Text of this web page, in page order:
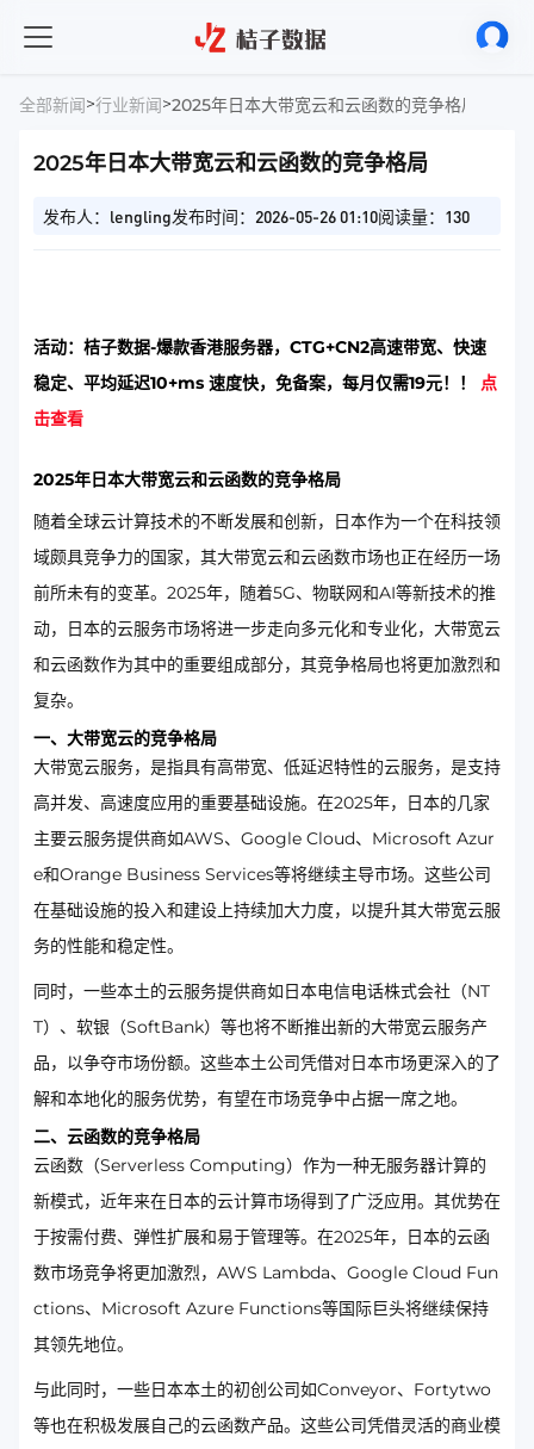
全部新闻>行业新闻>2025年日本大带宽云和云函数的竞争格局
2025年日本大带宽云和云函数的竞争格局
发布人：lengling发布时间：2026-05-26 01:10阅读量：130
活动：桔子数据-爆款香港服务器，CTG+CN2高速带宽、快速
稳定、平均延迟10+ms 速度快，免备案，每月仅需19元！！ 点
击查看
2025年日本大带宽云和云函数的竞争格局
随着全球云计算技术的不断发展和创新，日本作为一个在科技领
域颇具竞争力的国家，其大带宽云和云函数市场也正在经历一场
前所未有的变革。2025年，随着5G、物联网和AI等新技术的推
动，日本的云服务市场将进一步走向多元化和专业化，大带宽云
和云函数作为其中的重要组成部分，其竞争格局也将更加激烈和
复杂。
一、大带宽云的竞争格局
大带宽云服务，是指具有高带宽、低延迟特性的云服务，是支持
高并发、高速度应用的重要基础设施。在2025年，日本的几家
主要云服务提供商如AWS、Google Cloud、Microsoft Azur
e和Orange Business Services等将继续主导市场。这些公司
在基础设施的投入和建设上持续加大力度，以提升其大带宽云服
务的性能和稳定性。
同时，一些本土的云服务提供商如日本电信电话株式会社（NT
T）、软银（SoftBank）等也将不断推出新的大带宽云服务产
品，以争夺市场份额。这些本土公司凭借对日本市场更深入的了
解和本地化的服务优势，有望在市场竞争中占据一席之地。
二、云函数的竞争格局
云函数（Serverless Computing）作为一种无服务器计算的
新模式，近年来在日本的云计算市场得到了广泛应用。其优势在
于按需付费、弹性扩展和易于管理等。在2025年，日本的云函
数市场竞争将更加激烈，AWS Lambda、Google Cloud Fun
ctions、Microsoft Azure Functions等国际巨头将继续保持
其领先地位。
与此同时，一些日本本土的初创公司如Conveyor、Fortytwo
等也在积极发展自己的云函数产品。这些公司凭借灵活的商业模